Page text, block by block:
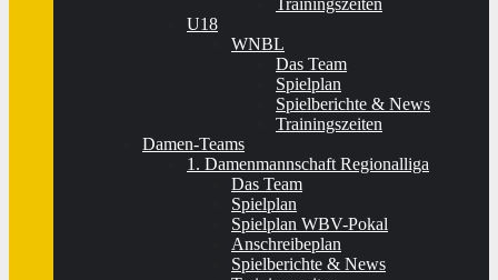
Trainingszeiten
U18
WNBL
Das Team
Spielplan
Spielberichte & News
Trainingszeiten
Damen-Teams
1. Damenmannschaft Regionalliga
Das Team
Spielplan
Spielplan WBV-Pokal
Anschreibeplan
Spielberichte & News